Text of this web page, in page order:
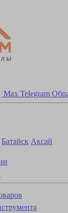
Max Telegram
Батайск Аксай